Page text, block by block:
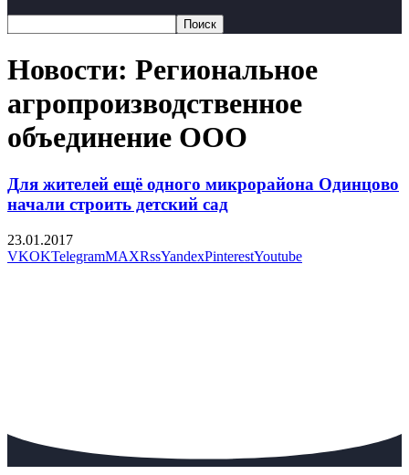
Новости: Региональное
агропроизводственное
объединение ООО
Для жителей ещё одного микрорайона Одинцово
начали строить детский сад
23.01.2017
VKOKTelegramMAXRssYandexPinterestYoutube